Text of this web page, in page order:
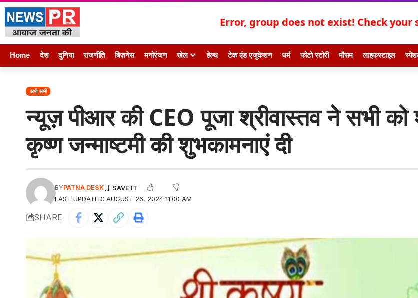
Error, group does not exist! Check your
Home देश दुनिया राजनीति बिज़नेस मनोरंजन खेल हेल्थ टेक एंड एजुकेशन धर्म फोटो स्टोरी मौसम लाइफस्टाइल
अभी अभी
न्यूज़ पीआर की CEO पूजा श्रीवास्तव ने सभी को
कृष्ण जन्माष्टमी की शुभकामनाएं दी
LAST UPDATED: AUGUST 26, 2024 11:00 AM
BYPATNA DESK
SHARE